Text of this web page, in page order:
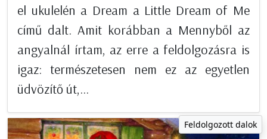
el ukulelén a Dream a Little Dream of Me
című dalt. Amit korábban a Mennyből az
angyalnál írtam, az erre a feldolgozásra is
igaz: természetesen nem ez az egyetlen
üdvözítő út,...
Feldolgozott dalok